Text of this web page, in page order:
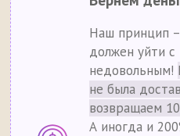
Наш принцип
должен уйти с
недовольным!
не была
возвращаем
А иногда и